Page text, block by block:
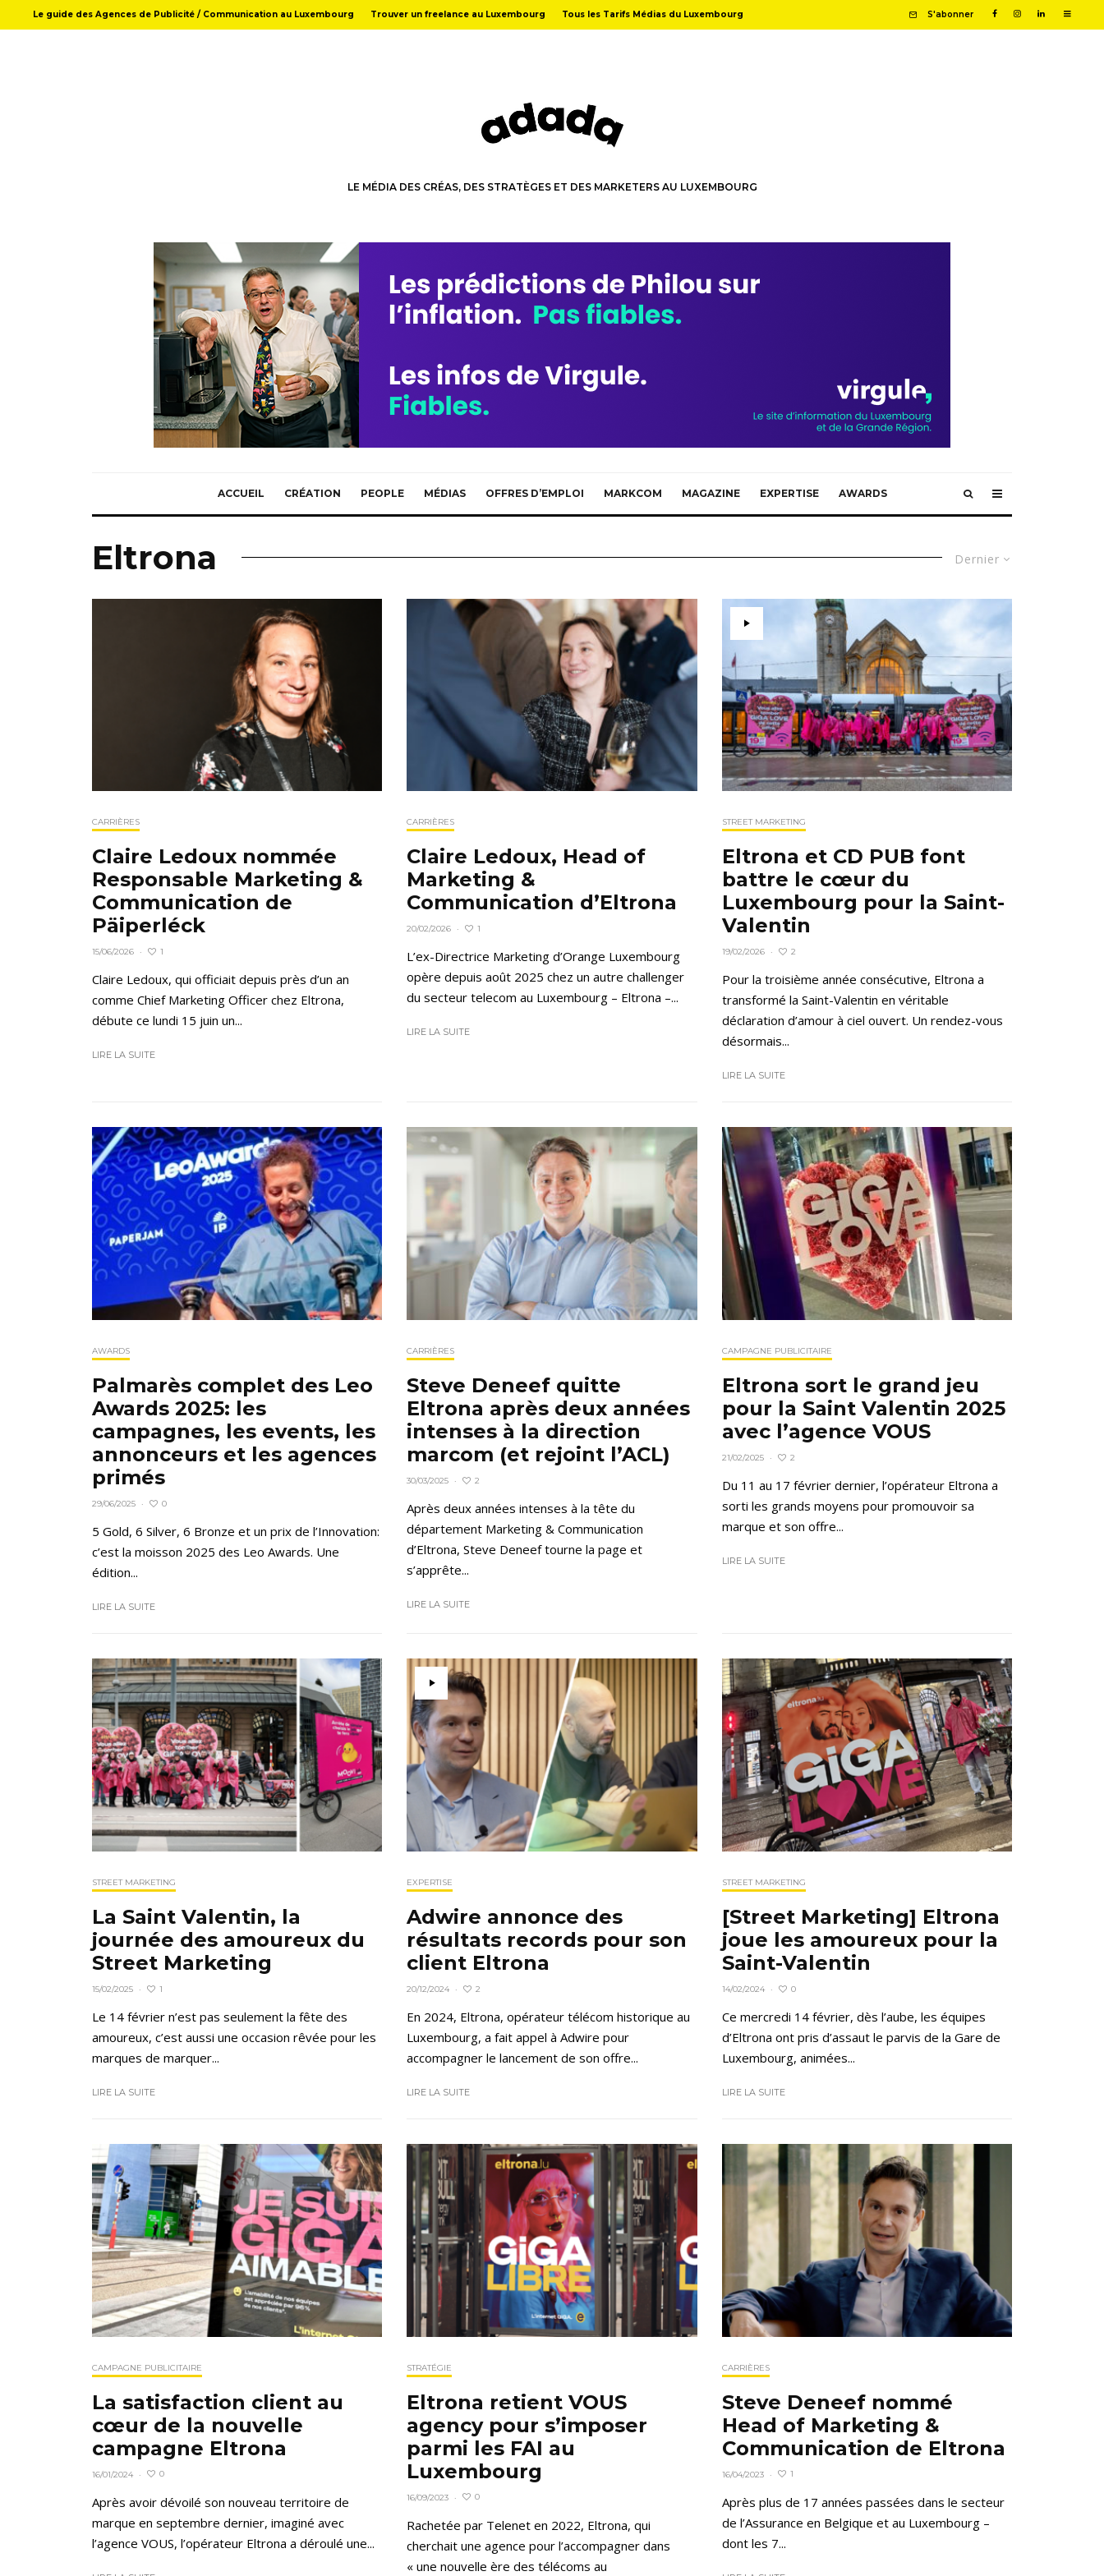
Le guide des Agences de Publicité / Communication au Luxembourg Trouver un freelance au Luxembourg Tous les Tarifs Médias du Luxembourg S'abonner
LE MÉDIA DES CRÉAS, DES STRATÈGES ET DES MARKETERS AU LUXEMBOURG
ACCUEIL CRÉATION PEOPLE MÉDIAS OFFRES D’EMPLOI MARKCOM MAGAZINE EXPERTISE AWARDS
Dernier
Eltrona
CARRIÈRES
Claire Ledoux nommée
Responsable Marketing &
Communication de
Päiperléck
15/06/2026 · 1
Claire Ledoux, qui officiait depuis près d’un an
comme Chief Marketing Officer chez Eltrona,
débute ce lundi 15 juin un...
LIRE LA SUITE
CARRIÈRES
Claire Ledoux, Head of
Marketing &
Communication d’Eltrona
20/02/2026 · 1
L’ex-Directrice Marketing d’Orange Luxembourg
opère depuis août 2025 chez un autre challenger
du secteur telecom au Luxembourg – Eltrona –...
LIRE LA SUITE
STREET MARKETING
Eltrona et CD PUB font
battre le cœur du
Luxembourg pour la Saint-
Valentin
19/02/2026 · 2
Pour la troisième année consécutive, Eltrona a
transformé la Saint-Valentin en véritable
déclaration d’amour à ciel ouvert. Un rendez-vous
désormais...
LIRE LA SUITE
AWARDS
Palmarès complet des Leo
Awards 2025: les
campagnes, les events, les
annonceurs et les agences
primés
29/06/2025 · 0
5 Gold, 6 Silver, 6 Bronze et un prix de l’Innovation:
c’est la moisson 2025 des Leo Awards. Une
édition...
LIRE LA SUITE
CARRIÈRES
Steve Deneef quitte
Eltrona après deux années
intenses à la direction
marcom (et rejoint l’ACL)
30/03/2025 · 2
Après deux années intenses à la tête du
département Marketing & Communication
d’Eltrona, Steve Deneef tourne la page et
s’apprête...
LIRE LA SUITE
CAMPAGNE PUBLICITAIRE
Eltrona sort le grand jeu
pour la Saint Valentin 2025
avec l’agence VOUS
21/02/2025 · 2
Du 11 au 17 février dernier, l’opérateur Eltrona a
sorti les grands moyens pour promouvoir sa
marque et son offre...
LIRE LA SUITE
STREET MARKETING
La Saint Valentin, la
journée des amoureux du
Street Marketing
15/02/2025 · 1
Le 14 février n’est pas seulement la fête des
amoureux, c’est aussi une occasion rêvée pour les
marques de marquer...
LIRE LA SUITE
EXPERTISE
Adwire annonce des
résultats records pour son
client Eltrona
20/12/2024 · 2
En 2024, Eltrona, opérateur télécom historique au
Luxembourg, a fait appel à Adwire pour
accompagner le lancement de son offre...
LIRE LA SUITE
STREET MARKETING
[Street Marketing] Eltrona
joue les amoureux pour la
Saint-Valentin
14/02/2024 · 0
Ce mercredi 14 février, dès l’aube, les équipes
d’Eltrona ont pris d’assaut le parvis de la Gare de
Luxembourg, animées...
LIRE LA SUITE
CAMPAGNE PUBLICITAIRE
La satisfaction client au
cœur de la nouvelle
campagne Eltrona
16/01/2024 · 0
Après avoir dévoilé son nouveau territoire de
marque en septembre dernier, imaginé avec
l’agence VOUS, l’opérateur Eltrona a déroulé une...
STRATÉGIE
Eltrona retient VOUS
agency pour s’imposer
parmi les FAI au
Luxembourg
16/09/2023 · 0
Rachetée par Telenet en 2022, Eltrona, qui
cherchait une agence pour l’accompagner dans
« une nouvelle ère des télécoms au
CARRIÈRES
Steve Deneef nommé
Head of Marketing &
Communication de Eltrona
16/04/2023 · 1
Après plus de 17 années passées dans le secteur
de l’Assurance en Belgique et au Luxembourg –
dont les 7...